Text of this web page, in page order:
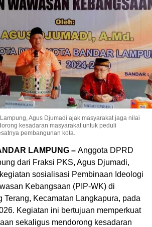
Agus Djumadi ajak masyarakat jaga nilai
kesadaran masyarakat untuk peduli
pembangunan kota.
LAMPUNG – Anggota DPRD
dari Fraksi PKS, Agus Djumadi,
sosialisasi Pembinaan Ideologi
Kebangsaan (PIP-WK) di
Terang, Kecamatan Langkapura, pada
Kegiatan ini bertujuan memperkuat
sekaligus mendorong kesadaran